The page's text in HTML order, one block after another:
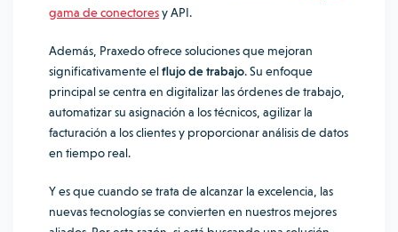
gama de conectoresy API.
Además, Praxedo ofrece soluciones que mejoran
significativamente elflujo de trabajo. Su enfoque
principal se centra en digitalizar las órdenes de trabajo,
automatizar su asignación a los técnicos, agilizar la
facturación a los clientes y proporcionar análisis de datos
en tiempo real.
Y es que cuando se trata de alcanzar la excelencia, las
nuevas tecnologías se convierten en nuestros mejores